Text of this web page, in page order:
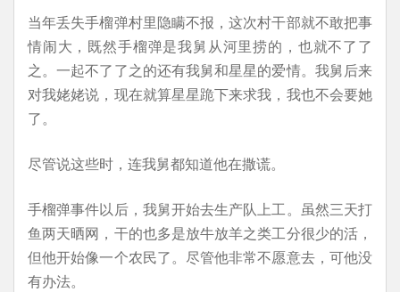
当年丢失手榴弹村里隐瞒不报，这次村干部就不敢把事
情闹大，既然手榴弹是我舅从河里捞的，也就不了了
之。一起不了了之的还有我舅和星星的爱情。我舅后来
对我姥姥说，现在就算星星跪下来求我，我也不会要她
了。
尽管说这些时，连我舅都知道他在撒谎。
手榴弹事件以后，我舅开始去生产队上工。虽然三天打
鱼两天晒网，干的也多是放牛放羊之类工分很少的活，
但他开始像一个农民了。尽管他非常不愿意去，可他没
有办法。